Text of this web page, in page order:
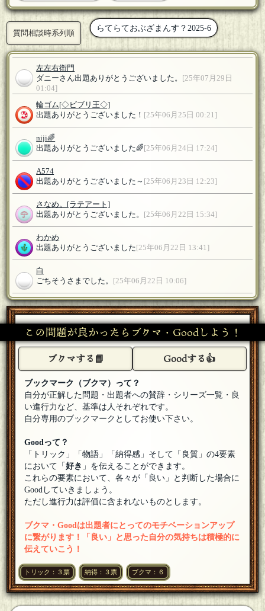
質問相談時系列順
らてらておぶざまんす？2025-6
左左右衛門
ダニーさん出題ありがとうございました。
[25年07月29日
01:04]
輪ゴム [◇ビブリ王◇]
出題ありがとうございました！ [25年06月25日 00:21]
niji🌈
出題ありがとうございました🌈 [25年06月24日 17:24]
A574
出題ありがとうございました～ [25年06月23日 12:23]
さなめ。
[ラテアート]
出題ありがとうございました。
[25年06月22日 15:34]
わかめ
出題ありがとうございました [25年06月22日 13:41]
白
ごちそうさまでした。
[25年06月22日 10:06]
さかなやま
出題ありがとうございました！[25年06月22日 07:41]
「マクガフィン」
[☆☆編集長]
出題ありがとうございました！[25年06月22日 02:17]
きつねこ
出題ありがとうございました！
とまと
出題ありがとうございました～！[25年06月22日 00:24]
海苔巻太郎
出題ありがとうございました！
ほずみ
[ますか？]
出題ありがとうございました！ [25年06月21日 23:09]
ダニー
[25年06月21日 22:50]
のまるす
出題ありがとうございました！
ダニー
それは適度な疲労感が食欲に影響するのかもしれぬ🍅[25年06
月21日 22:43]
この問題が良かったらブクマ・Goodしよう！
ブクマする📘 Goodする👍
ブックマーク（ブクマ）って？
自分が正解した問題・出題者への賛辞・シリーズ一覧・良
い進行力など、基準は人それぞれです。
自分専用のブックマークとしてお使い下さい。
Goodって？
「トリック」「物語」「納得感」そして「良質」の4要素
において「好き 」を伝えることができます。
これらの要素において、各々が「良い」と判断した場合に
Goodしていきましょう。
ただし進行力は評価に含まれないものとします。
ブクマ・Goodは出題者にとってのモチベーションアップ
に繋がります！「良い」と思った自分の気持ちは積極的に
伝えていこう！
トリック：３票 納得：３票 ブクマ：６